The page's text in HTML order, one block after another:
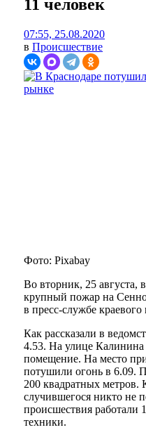
11 человек
07:55, 25.08.2020
в Происшествие
Фото: Pixabay
Во вторник, 25 августа,
крупный пожар на
в пресс-службе
Как рассказали в
4.53. На улице Калинина
помещение. На место
потушили огонь в 6.09.
200 квадратных метров.
случившегося никто не
происшествия работали
техники.